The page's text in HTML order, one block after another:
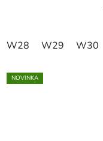
W28 W29 W30
NOVINKA